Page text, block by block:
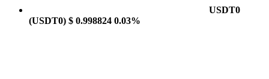
USDT0
(USDT0) $ 0.998824 0.03%